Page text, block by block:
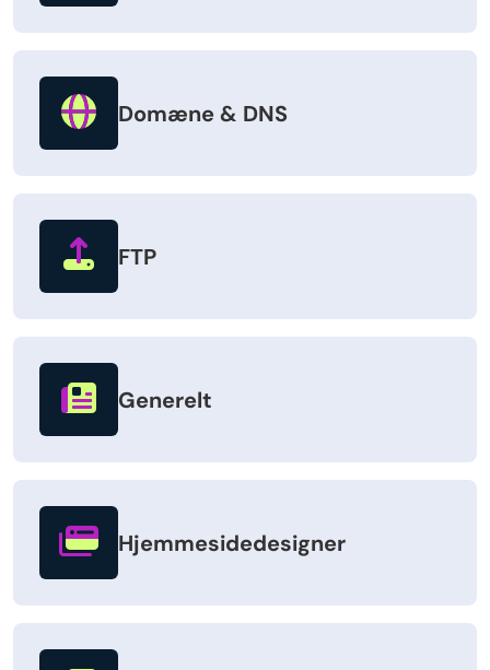
Domæne & DNS
FTP
Generelt
Hjemmesidedesigner